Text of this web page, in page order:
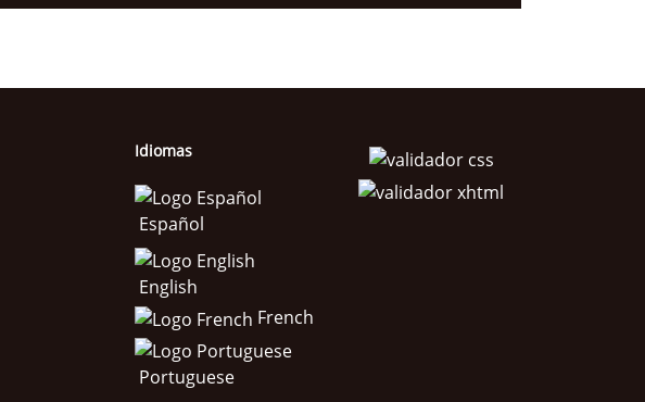
Idiomas
Español
English
French
Portuguese